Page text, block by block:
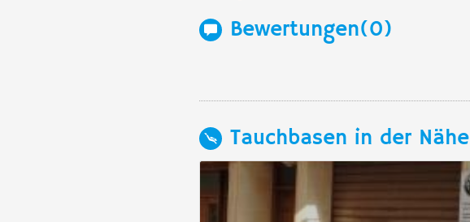
Bewertungen(0)
Tauchbasen in der Nähe